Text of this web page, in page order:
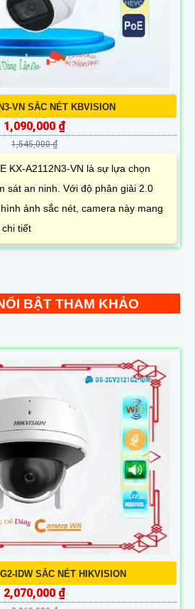
hình ảnh 2.0 megapixel rõ nét. Với
Hồng Ngoại 30m, thiết bị này còn
VN SẮC NÉT KBVISION
KX-A2112N3-VN là sự lựa chọn
sát an ninh. Với độ phân giải 2.0
ảnh sắc nét, camera này mang
chi tiết
BẬT THAM KHẢO